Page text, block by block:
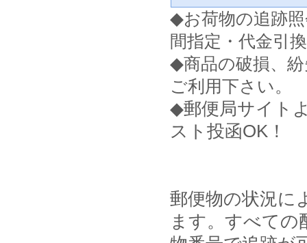
◆お荷物の追跡
間指定・代金引
◆商品の破損、
ご利用下さい。
◆郵便局サイト
スト投函OK！
郵便物の状況に
ます。すべての